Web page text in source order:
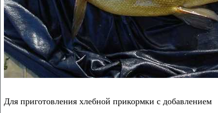
Для приготовления хлебной прикормки с добавлением